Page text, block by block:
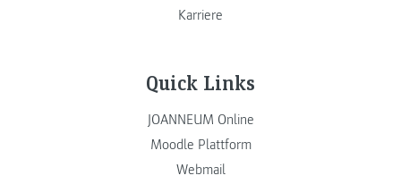
Karriere
Quick Links
JOANNEUM Online
Moodle Plattform
Webmail